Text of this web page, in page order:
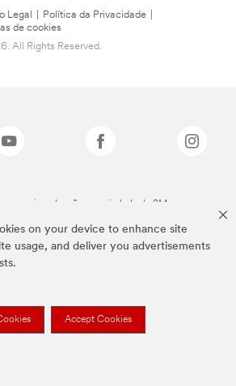
on your device to enhance site
usage, and deliver you advertisements
Accept Cookies
Legal Política da Privacidade
de cookies
All Rights Reserved.
mencionadas são propriedade da 3M.